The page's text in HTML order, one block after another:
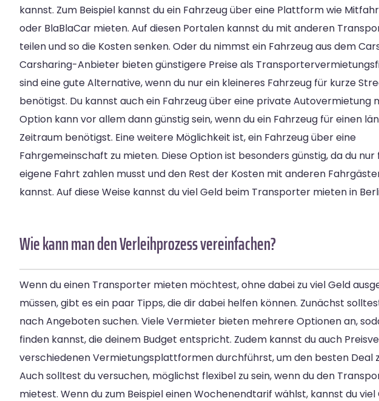
kannst. Zum Beispiel kannst du ein Fahrzeug über eine Plattform wie
oder BlaBlaCar mieten. Auf diesen Portalen kannst du mit anderen
teilen und so die Kosten senken. Oder du nimmst ein Fahrzeug aus dem
Carsharing-Anbieter bieten günstigere Preise als
sind eine gute Alternative, wenn du nur ein kleineres Fahrzeug für kurze
benötigst. Du kannst auch ein Fahrzeug über eine private Autovermietung
Option kann vor allem dann günstig sein, wenn du ein Fahrzeug für einen
Zeitraum benötigst. Eine weitere Möglichkeit ist, ein Fahrzeug über eine
Fahrgemeinschaft zu mieten. Diese Option ist besonders günstig, da du nur
eigene Fahrt zahlen musst und den Rest der Kosten mit anderen
kannst. Auf diese Weise kannst du viel Geld beim Transporter mieten in
Wie kann man den Verleihprozess vereinfachen?
Wenn du einen Transporter mieten möchtest, ohne dabei zu viel Geld
müssen, gibt es ein paar Tipps, die dir dabei helfen können. Zunächst
nach Angeboten suchen. Viele Vermieter bieten mehrere Optionen an,
finden kannst, die deinem Budget entspricht. Zudem kannst du auch
verschiedenen Vermietungsplattformen durchführst, um den besten Deal
Auch solltest du versuchen, möglichst flexibel zu sein, wenn du den
mietest. Wenn du zum Beispiel einen Wochenendtarif wählst, kannst du viel